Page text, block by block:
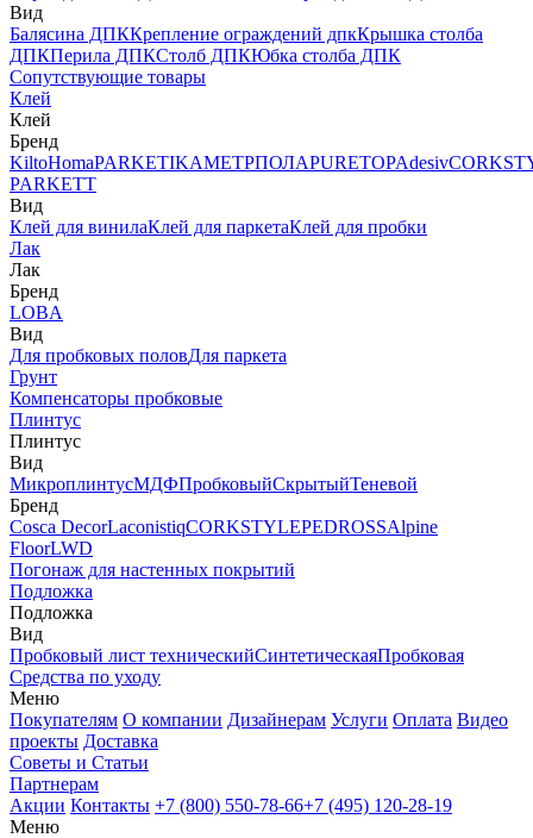
Вид
Балясина ДПККрепление ограждений дпкКрышка столба
ДПКПерила ДПКСтолб ДПКЮбка столба ДПК
Сопутствующие товары
Клей
Клей
Бренд
KiltoHomaPARKETIKAМЕТРПОЛАPURETOPAdesiv
PARKETT
Вид
Клей для винилаКлей для паркетаКлей для пробки
Лак
Лак
Бренд
LOBA
Вид
Для пробковых половДля паркета
Грунт
Компенсаторы пробковые
Плинтус
Плинтус
Вид
МикроплинтусМДФПробковыйСкрытыйТеневой
Бренд
Cosca DecorLaconistiqCORKSTYLEPEDROSSAlpine
FloorLWD
Погонаж для настенных покрытий
Подложка
Подложка
Вид
Пробковый лист техническийСинтетическаяПробковая
Средства по уходу
Меню
Покупателям О компании Дизайнерам Услуги Оплата Видео
проекты Доставка
Советы и Статьи
Партнерам
Акции Контакты +7 (800) 550-78-66+7 (495) 120-28-19
Меню